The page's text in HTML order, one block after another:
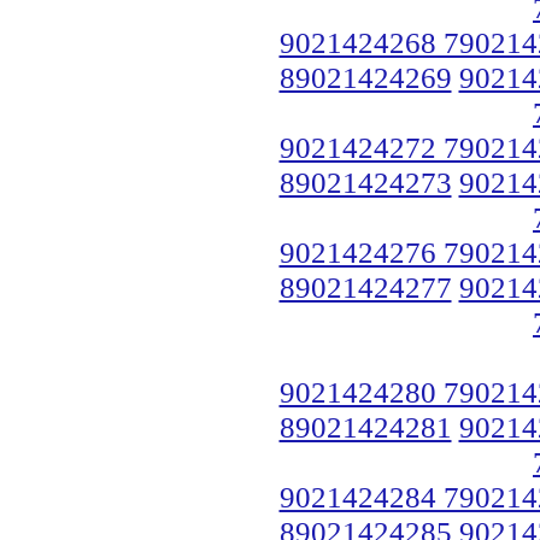
9021424268
89021424269
9021424272
89021424273
9021424276
89021424277
9021424280
89021424281
9021424284
89021424285